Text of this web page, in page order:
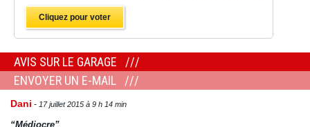
Cliquez pour voter
AVIS SUR LE GARAGE
ENVOYER UN E-MAIL
Dani 17 juillet 2015 à 9 h 14 min
“Médiocre”